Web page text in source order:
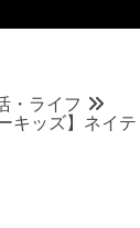
・ライフ
キッズ】ネイ